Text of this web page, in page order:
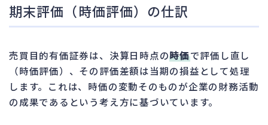
期末評価（時価評価）の仕訳
売買目的有価証券は、決算日時点の時価で評価し直し
（時価評価）、その評価差額は当期の損益として処理
します。これは、時価の変動そのものが企業の財務活動
の成果であるという考え方に基づいています。